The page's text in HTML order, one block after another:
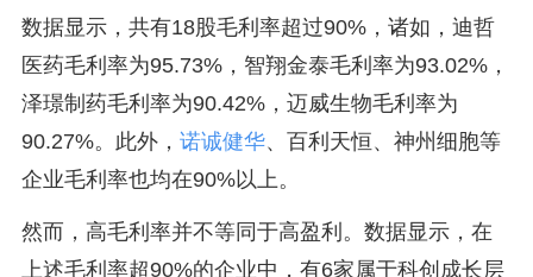
数据显示，共有18股毛利率超过90%，诸如，迪哲
医药毛利率为95.73%，智翔金泰毛利率为93.02%，
泽璟制药毛利率为90.42%，迈威生物毛利率为
90.27%。此外， 诺诚健华、百利天恒、神州细胞等
企业毛利率也均在90%以上。
然而，高毛利率并不等同于高盈利。数据显示，在
上述毛利率超90%的企业中，有6家属于科创成长层